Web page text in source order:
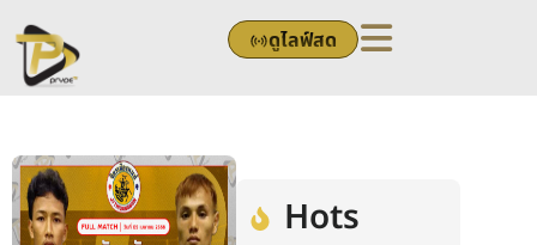
to
content
ดูไลฟ์สด
Hots